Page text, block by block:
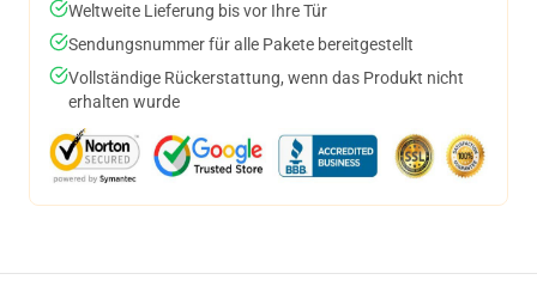
Weltweite Lieferung bis vor Ihre Tür
Sendungsnummer für alle Pakete bereitgestellt
Vollständige Rückerstattung, wenn das Produkt nicht
erhalten wurde